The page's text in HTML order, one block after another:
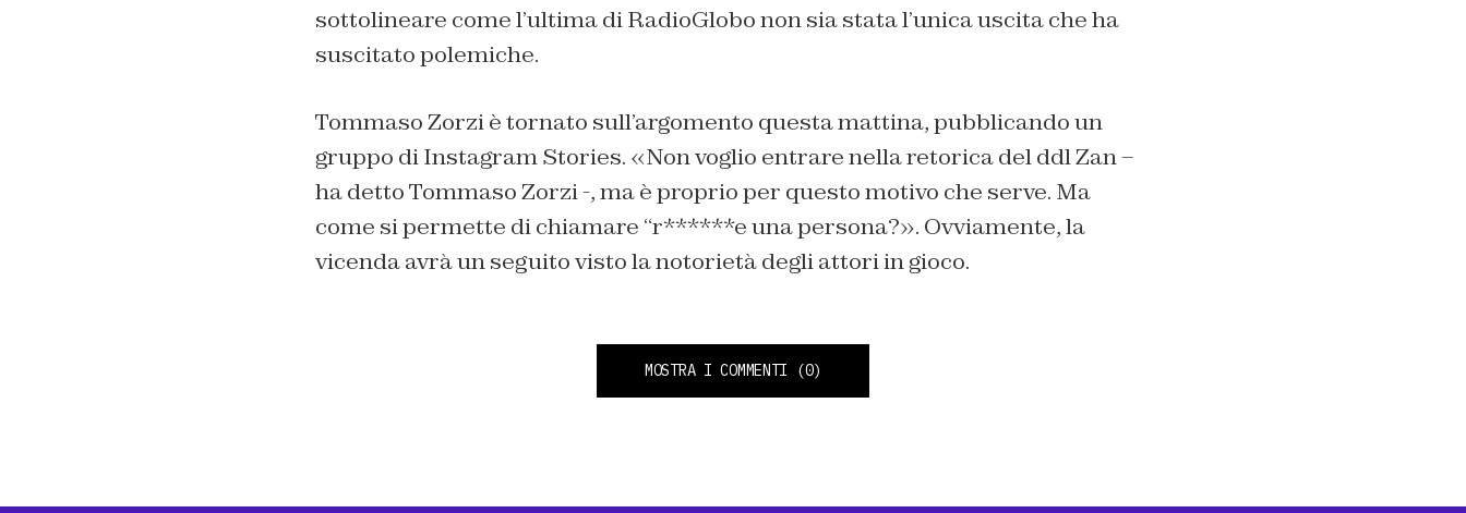
sottolineare come l’ultima di RadioGlobo non sia stata l’unica uscita che ha
suscitato polemiche.
Tommaso Zorzi è tornato sull’argomento questa mattina, pubblicando un
gruppo di Instagram Stories. «Non voglio entrare nella retorica del ddl Zan –
ha detto Tommaso Zorzi -, ma è proprio per questo motivo che serve. Ma
come si permette di chiamare “r******e una persona?». Ovviamente, la
vicenda avrà un seguito visto la notorietà degli attori in gioco.
MOSTRA I COMMENTI (0)